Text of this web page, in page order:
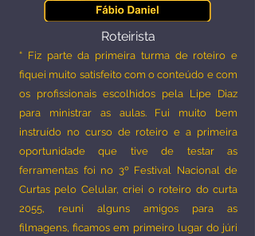
Roteirista
“ Fiz parte da primeira turma de roteiro e
fiquei muito satisfeito com o conteúdo e com
os profissionais escolhidos pela Lipe Diaz
para ministrar as aulas. Fui muito bem
instruído no curso de roteiro e a primeira
oportunidade que tive de testar as
ferramentas foi no 3º Festival Nacional de
Curtas pelo Celular, criei o roteiro do curta
2055, reuni alguns amigos para as
filmagens, ficamos em primeiro lugar do júri